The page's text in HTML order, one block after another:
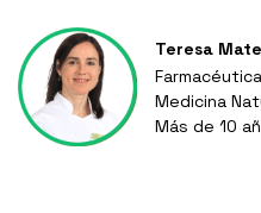
Teresa
Medicina
Más de 10